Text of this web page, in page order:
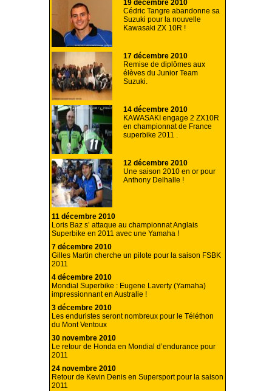
19 décembre 2010
Cédric Tangre abandonne sa
Suzuki pour la nouvelle
Kawasaki ZX 10R !
17 décembre 2010
Remise de diplômes aux
élèves du Junior Team
Suzuki.
14 décembre 2010
KAWASAKI engage 2 ZX10R
en championnat de France
superbike 2011 .
12 décembre 2010
Une saison 2010 en or pour
Anthony Delhalle !
11 décembre 2010
Loris Baz s’ attaque au championnat Anglais
Superbike en 2011 avec une Yamaha !
7 décembre 2010
Gilles Martin cherche un pilote pour la saison FSBK
2011
4 décembre 2010
Mondial Superbike : Eugene Laverty (Yamaha)
impressionnant en Australie !
3 décembre 2010
Les enduristes seront nombreux pour le Téléthon
du Mont Ventoux
30 novembre 2010
Le retour de Honda en Mondial d’endurance pour
2011
24 novembre 2010
Retour de Kevin Denis en Supersport pour la saison
2011